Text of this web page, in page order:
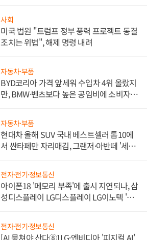
사회
미국 법원 "트럼프 정부 풍력 프로젝트 동결
조치는 위법", 해제 명령 내려
자동차·부품
BYD코리아 가격 앞세워 수입차 4위 올랐지
만, BMW·벤츠보다 높은 공임비에 소비자
자동차·부품
현대차 올해 SUV 국내 베스트셀러 톱10에
서 싼타페만 자리매김, 그랜저·아반떼 '세단
전자·전기·정보통신
아이폰18 '메모리 부족'에 출시 지연되나, 삼
성디스플레이 LG디스플레이 LG이노텍 '탈
전자·전기·정보통신
[AI 뭉쳐야 산다⑧] LG·엔비디아 '피지컬 AI'